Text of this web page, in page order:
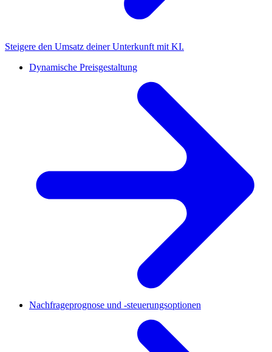
Steigere den Umsatz deiner Unterkunft mit KI.
Dynamische Preisgestaltung
Nachfrageprognose und -steuerungsoptionen